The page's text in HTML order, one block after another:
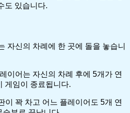
도 있습니다.
자신의 차례에 한 곳에 돌을 놓습니
이어는 자신의 차례 후에 5개가 연
게임이 종료됩니다.
이 꽉 차고 어느 플레이어도 5개 연